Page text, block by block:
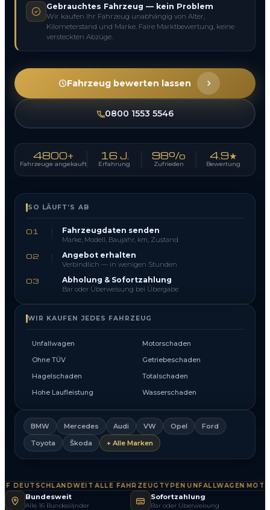
Gebrauchtes Fahrzeug — kein Problem
Wir kaufen Ihr Fahrzeug unabhängig von Alter,
Kilometerstand und Marke. Faire Marktbewertung, keine
versteckten Abzüge.
Fahrzeug bewerten lassen
0800 1553 5546
4800+
Fahrzeuge angekauft
16 J.
Erfahrung
98%
Zufrieden
4.9★
Bewertung
SO LÄUFT’S AB
01 Fahrzeugdaten senden
Marke, Modell, Baujahr, km, Zustand
02 Angebot erhalten
Verbindlich — in wenigen Stunden
03 Abholung & Sofortzahlung
Bar oder Überweisung bei Übergabe
WIR KAUFEN JEDES FAHRZEUG
Unfallwagen
Motorschaden
Ohne TÜV
Getriebeschaden
Hagelschaden
Totalschaden
Hohe Laufleistung
Wasserschaden
BMW Mercedes Audi VW Opel
Ford
Toyota
Škoda + Alle Marken
DEUTSCHLANDWEIT·ALLE FAHRZEUGTYPEN·UNFALLWAGEN·
Bundesweit
Alle 16 Bundesländer
Sofortzahlung
Bar oder Überweisung